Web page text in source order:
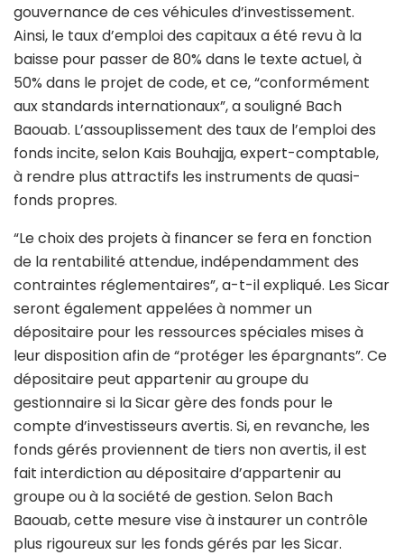
gouvernance de ces véhicules d’investissement.
Ainsi, le taux d’emploi des capitaux a été revu à la
baisse pour passer de 80% dans le texte actuel, à
50% dans le projet de code, et ce, “conformément
aux standards internationaux”, a souligné Bach
Baouab. L’assouplissement des taux de l’emploi des
fonds incite, selon Kais Bouhajja, expert-comptable,
à rendre plus attractifs les instruments de quasi-
fonds propres.
“Le choix des projets à financer se fera en fonction
de la rentabilité attendue, indépendamment des
contraintes réglementaires”, a-t-il expliqué. Les Sicar
seront également appelées à nommer un
dépositaire pour les ressources spéciales mises à
leur disposition afin de “protéger les épargnants”. Ce
dépositaire peut appartenir au groupe du
gestionnaire si la Sicar gère des fonds pour le
compte d’investisseurs avertis. Si, en revanche, les
fonds gérés proviennent de tiers non avertis, il est
fait interdiction au dépositaire d’appartenir au
groupe ou à la société de gestion. Selon Bach
Baouab, cette mesure vise à instaurer un contrôle
plus rigoureux sur les fonds gérés par les Sicar.